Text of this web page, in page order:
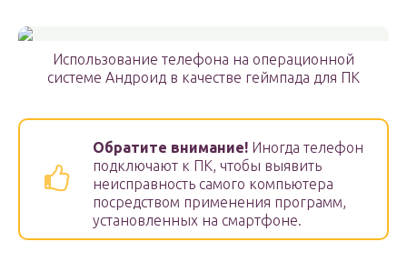
Использование телефона на операционной
системе Андроид в качестве геймпада для ПК
Обратите внимание! Иногда телефон
подключают к ПК, чтобы выявить
неисправность самого компьютера
посредством применения программ,
установленных на смартфоне.